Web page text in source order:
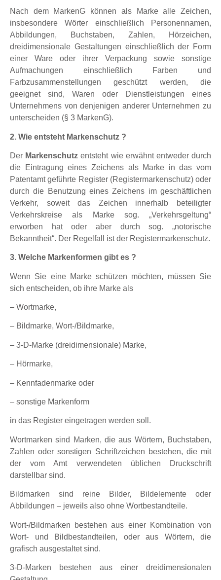
Nach dem MarkenG können als Marke alle Zeichen,
insbesondere Wörter einschließlich Personennamen,
Abbildungen, Buchstaben, Zahlen, Hörzeichen,
dreidimensionale Gestaltungen einschließlich der Form
einer Ware oder ihrer Verpackung sowie sonstige
Aufmachungen einschließlich Farben und
Farbzusammenstellungen geschützt werden, die
geeignet sind, Waren oder Dienstleistungen eines
Unternehmens von denjenigen anderer Unternehmen zu
unterscheiden (§ 3 MarkenG).
2. Wie entsteht Markenschutz ?
Der Markenschutz entsteht wie erwähnt entweder durch
die Eintragung eines Zeichens als Marke in das vom
Patentamt geführte Register (Registermarkenschutz) oder
durch die Benutzung eines Zeichens im geschäftlichen
Verkehr, soweit das Zeichen innerhalb beteiligter
Verkehrskreise als Marke sog. „Verkehrsgeltung“
erworben hat oder aber durch sog. „notorische
Bekanntheit“. Der Regelfall ist der Registermarkenschutz.
3. Welche Markenformen gibt es ?
Wenn Sie eine Marke schützen möchten, müssen Sie
sich entscheiden, ob ihre Marke als
– Wortmarke,
– Bildmarke, Wort-/Bildmarke,
– 3-D-Marke (dreidimensionale) Marke,
– Hörmarke,
– Kennfadenmarke oder
– sonstige Markenform
in das Register eingetragen werden soll.
Wortmarken sind Marken, die aus Wörtern, Buchstaben,
Zahlen oder sonstigen Schriftzeichen bestehen, die mit
der vom Amt verwendeten üblichen Druckschrift
darstellbar sind.
Bildmarken sind reine Bilder, Bildelemente oder
Abbildungen – jeweils also ohne Wortbestandteile.
Wort-/Bildmarken bestehen aus einer Kombination von
Wort- und Bildbestandteilen, oder aus Wörtern, die
grafisch ausgestaltet sind.
3-D-Marken bestehen aus einer dreidimensionalen